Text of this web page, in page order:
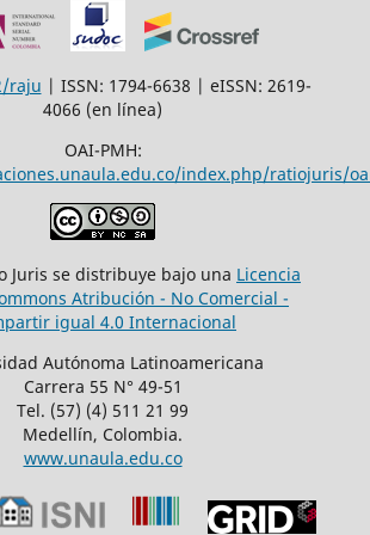
raju | ISSN: 1794-6638 | eISSN: 2619-
4066 (en línea)
OAI-PMH:
index.php/ratiojuris/
Juris se distribuye bajo una Licencia
Atribución - No Comercial -
igual 4.0 Internacional
Autónoma Latinoamericana
Carrera 55 N° 49-51
Tel. (57) (4) 511 21 99
Medellín, Colombia.
www.unaula.edu.co